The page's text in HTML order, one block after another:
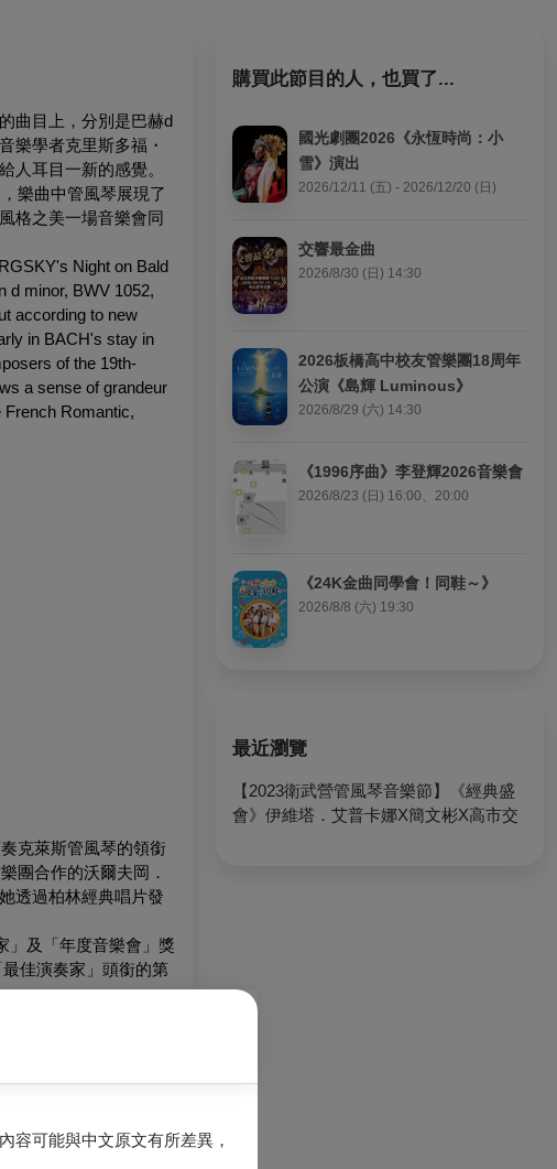
容可能與中文原文有所差異，
曲目上，分別是巴赫d
樂學者克里斯多福・
人耳目一新的感覺。
樂曲中管風琴展現了
格之美一場音樂會同
Night on Bald
d minor, BWV 1052,
according to new
in BACH's stay in
of the 19th-
a sense of grandeur
French Romantic,
克萊斯管風琴的領銜
團合作的沃爾夫岡．
透過柏林經典唱片發
」及「年度音樂會」獎
佳演奏家」頭銜的第
titular organist of the
Triptychon und
ARCHE
the first solo album
Music Award”, the
was appointed cultural
購買此節目的人，也買了...
國光劇團2026《永恆時尚：小
雪》演出
2026/12/11 (五) - 2026/12/20 (日)
交響最金曲
2026/8/30 (日) 14:30
2026板橋高中校友管樂團18周年
公演《島輝 Luminous》
2026/8/29 (六) 14:30
《1996序曲》李登輝2026音樂會
2026/8/23 (日) 16:00、20:00
《24K金曲同學會！同鞋～》
2026/8/8 (六) 19:30
最近瀏覽
【2023衛武營管風琴音樂節】《經典盛
會》伊維塔．艾普卡娜X簡文彬X高市交